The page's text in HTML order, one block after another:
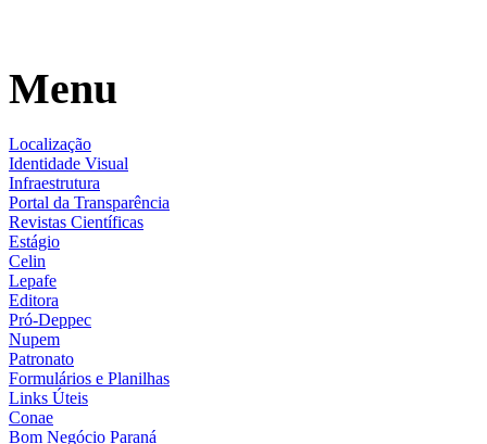
Menu
Localização
Identidade Visual
Infraestrutura
Portal da Transparência
Revistas Científicas
Estágio
Celin
Lepafe
Editora
Pró-Deppec
Nupem
Patronato
Formulários e Planilhas
Links Úteis
Conae
Bom Negócio Paraná